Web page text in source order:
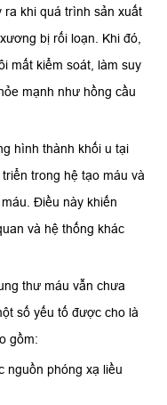
ra khi quá trình sản xuất
bị rối loạn. Khi đó,
mất kiểm soát, làm suy
mạnh như hồng cầu
hình thành khối u tại
trong hệ tạo máu và
Điều này khiến
và hệ thống khác
thư máu vẫn chưa
số yếu tố được cho là
gồm:
nguồn phóng xạ liều